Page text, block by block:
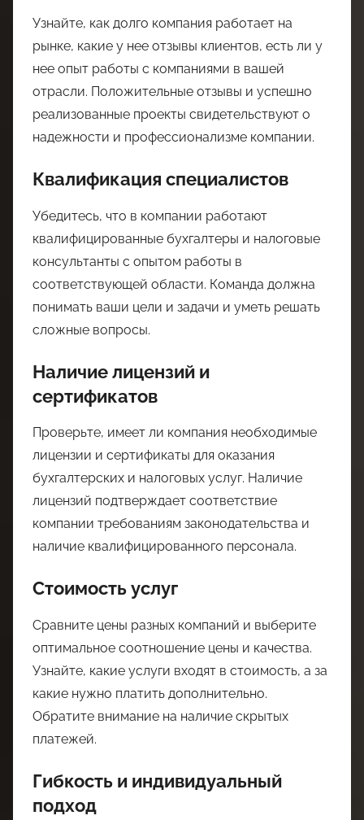
Узнайте, как долго компания работает на
рынке, какие у нее отзывы клиентов, есть ли у
нее опыт работы с компаниями в вашей
отрасли. Положительные отзывы и успешно
реализованные проекты свидетельствуют о
надежности и профессионализме компании.
Квалификация специалистов
Убедитесь, что в компании работают
квалифицированные бухгалтеры и налоговые
консультанты с опытом работы в
соответствующей области. Команда должна
понимать ваши цели и задачи и уметь решать
сложные вопросы.
Наличие лицензий и
сертификатов
Проверьте, имеет ли компания необходимые
лицензии и сертификаты для оказания
бухгалтерских и налоговых услуг. Наличие
лицензий подтверждает соответствие
компании требованиям законодательства и
наличие квалифицированного персонала.
Стоимость услуг
Сравните цены разных компаний и выберите
оптимальное соотношение цены и качества.
Узнайте, какие услуги входят в стоимость, а за
какие нужно платить дополнительно.
Обратите внимание на наличие скрытых
платежей.
Гибкость и индивидуальный
подход